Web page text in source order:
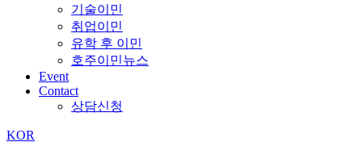
기술이민
취업이민
유학 후 이민
호주이민뉴스
Event
Contact
상담신청
KOR